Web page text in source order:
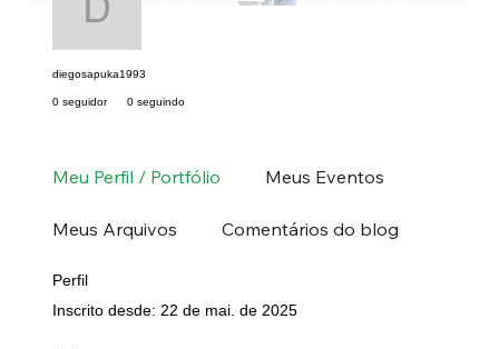
diegosapuka1993
diegosapuka1993
0 seguidor 0 seguindo
Meu Perfil / Portfólio Meus Eventos
Meus Arquivos Comentários do blog
Perfil
Inscrito desde: 22 de mai. de 2025